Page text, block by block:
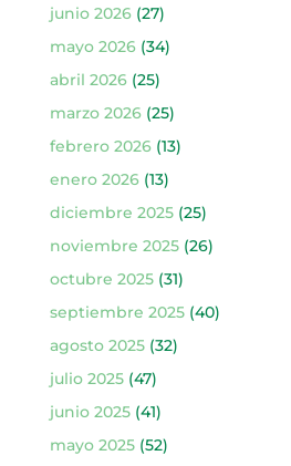
junio 2026(27)
mayo 2026(34)
abril 2026(25)
marzo 2026(25)
febrero 2026(13)
enero 2026(13)
diciembre 2025(25)
noviembre 2025(26)
octubre 2025(31)
septiembre 2025(40)
agosto 2025(32)
julio 2025(47)
junio 2025(41)
mayo 2025(52)